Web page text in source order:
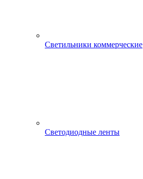
Светильники коммерческие
Светодиодные ленты